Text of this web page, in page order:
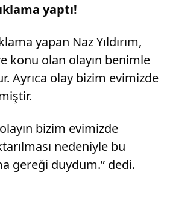
yaptı!
yapan Naz Yıldırım,
konu olan olayın benimle
Ayrıca olay bizim evimizde
bizim evimizde
nedeniyle bu
gereği duydum.” dedi.